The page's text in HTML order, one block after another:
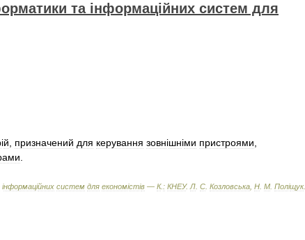
та інформаційних систем для
ій призначений для керування зовнішніми пристроями
інформаційних систем для економістів — К. : КНЕУ. Л С Козловська Н М Поліщук.